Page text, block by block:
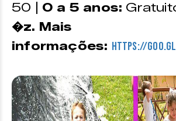
50 | 0 a 5 anos:
�z. Mais
informações: https://